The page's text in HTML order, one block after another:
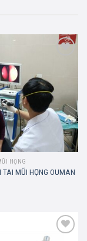
HỌNG
TAI MŨI HỌNG OUMAN